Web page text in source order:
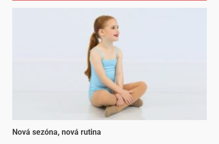
Nová sezóna, nová rutina